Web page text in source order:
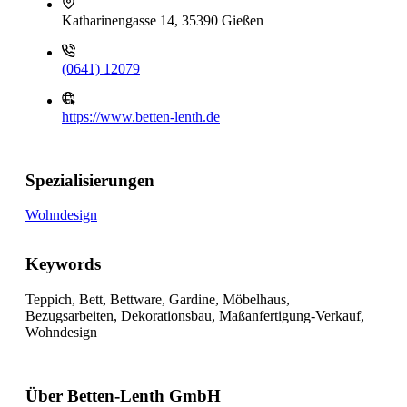
Katharinengasse 14, 35390 Gießen
(0641) 12079
https://www.betten-lenth.de
Spezialisierungen
Wohndesign
Keywords
Teppich, Bett, Bettware, Gardine, Möbelhaus,
Bezugsarbeiten, Dekorationsbau, Maßanfertigung-Verkauf,
Wohndesign
Über Betten-Lenth GmbH